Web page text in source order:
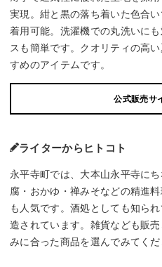
実現。紺と黒の落ち着いた色合
着用可能。洗濯機での丸洗いに
スも簡単です。クオリティの高
すめのアイテムです。
公式販売サ
ライターからヒトコト
永平寺町では、大本山永平寺に
腐・おかゆ・禅みそなどの精進
も人気です。酒処としても知ら
造されています。雑貨なども販
みに合った商品を選んでみてくだ